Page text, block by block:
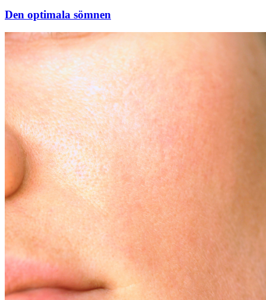
Den optimala sömnen